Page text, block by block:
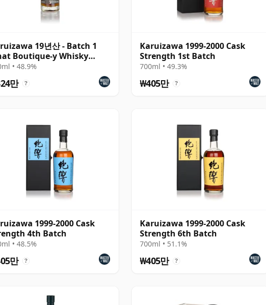
19년산 - Batch 1
Boutique-y Whisky
• 48.9%
만 ?
Karuizawa 1999-2000 Cask
Strength 1st Batch
700ml • 49.3%
₩405만 ?
1999-2000 Cask
4th Batch
• 48.5%
만 ?
Karuizawa 1999-2000 Cask
Strength 6th Batch
700ml • 51.1%
₩405만 ?